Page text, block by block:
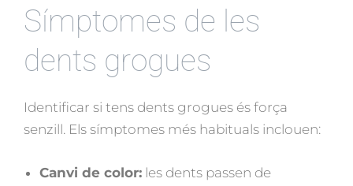
Símptomes de les
dents grogues
Identificar si tens dents grogues és força
senzill. Els símptomes més habituals inclouen:
Canvi de color: les dents passen de